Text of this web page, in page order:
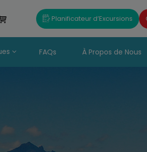
Planificateur d’Excursions
FAQs À Propos de Nous